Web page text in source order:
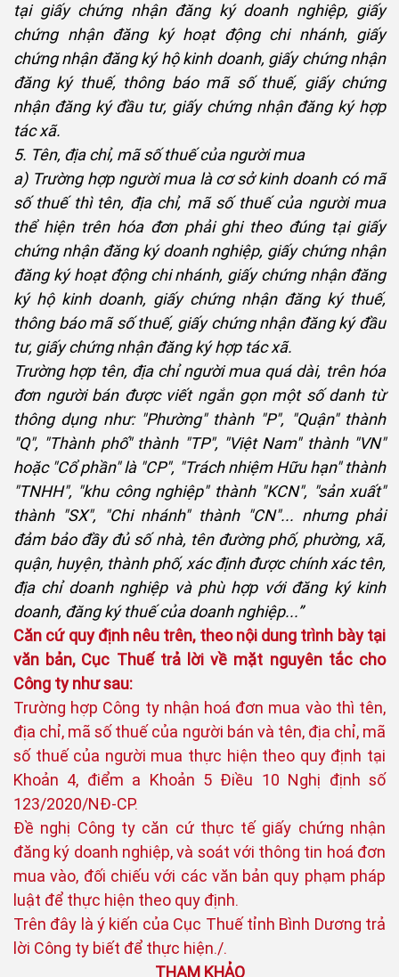
tại giấy chứng nhận đăng ký doanh nghiệp, giấy
chứng nhận đăng ký hoạt động chi nhánh, giấy
chứng nhận đăng ký hộ kinh doanh, giấy chứng nhận
đăng ký thuế, thông báo mã số thuế, giấy chứng
nhận đăng ký đầu tư, giấy chứng nhận đăng ký hợp
tác xã.
5. Tên, địa chỉ, mã số thuế của người mua
a) Trường hợp người mua là cơ sở kinh doanh có mã
số thuế thì tên, địa chỉ, mã số thuế của người mua
thể hiện trên hóa đơn phải ghi theo đúng tại giấy
chứng nhận đăng ký doanh nghiệp, giấy chứng nhận
đăng ký hoạt động chi nhánh, giấy chứng nhận đăng
ký hộ kinh doanh, giấy chứng nhận đăng ký thuế,
thông báo mã số thuế, giấy chứng nhận đăng ký đầu
tư, giấy chứng nhận đăng ký hợp tác xã.
Trường hợp tên, địa chỉ người mua quá dài, trên hóa
đơn người bán được viết ngắn gọn một số danh từ
thông dụng như: "Phường" thành "P", "Quận" thành
"Q", "Thành phố" thành "TP", "Việt Nam" thành "VN"
hoặc "Cổ phần" là "CP", "Trách nhiệm Hữu hạn" thành
"TNHH", "khu công nghiệp" thành "KCN", "sản xuất"
thành "SX", "Chi nhánh" thành "CN"... nhưng phải
đảm bảo đầy đủ số nhà, tên đường phố, phường, xã,
quận, huyện, thành phố, xác định được chính xác tên,
địa chỉ doanh nghiệp và phù hợp với đăng ký kinh
doanh, đăng ký thuế của doanh nghiệp...”
Căn cứ quy định nêu trên, theo nội dung trình bày tại
văn bản, Cục Thuế trả lời về mặt nguyên tắc cho
Công ty như sau:
Trường hợp Công ty nhận hoá đơn mua vào thì tên,
địa chỉ, mã số thuế của người bán và tên, địa chỉ, mã
số thuế của người mua thực hiện theo quy định tại
Khoản 4, điểm a Khoản 5 Điều 10 Nghị định số
123/2020/NĐ-CP.
Đề nghị Công ty căn cứ thực tế giấy chứng nhận
đăng ký doanh nghiệp, và soát với thông tin hoá đơn
mua vào, đối chiếu với các văn bản quy phạm pháp
luật để thực hiện theo quy định.
Trên đây là ý kiến của Cục Thuế tỉnh Bình Dương trả
lời Công ty biết để thực hiện./.
THAM KHẢO